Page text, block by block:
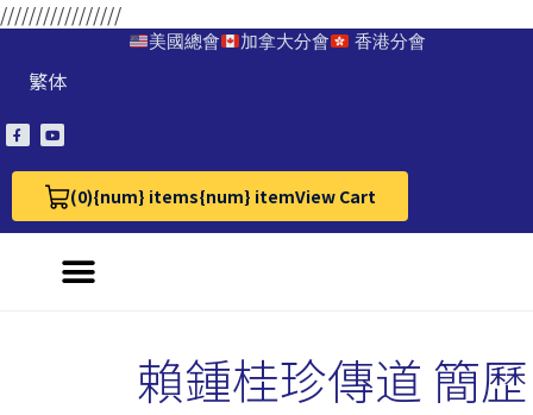
/////////////////
美國總會 加拿大分會 香港分會
繁体
(0)
View Cart 0{num} items{num} itemView Cart
賴鍾桂珍傳道 簡歷